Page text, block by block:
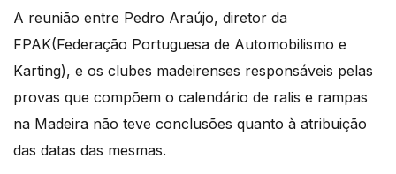
A reunião entre Pedro Araújo, diretor da
FPAK(Federação Portuguesa de Automobilismo e
Karting), e os clubes madeirenses responsáveis pelas
provas que compõem o calendário de ralis e rampas
na Madeira não teve conclusões quanto à atribuição
das datas das mesmas.